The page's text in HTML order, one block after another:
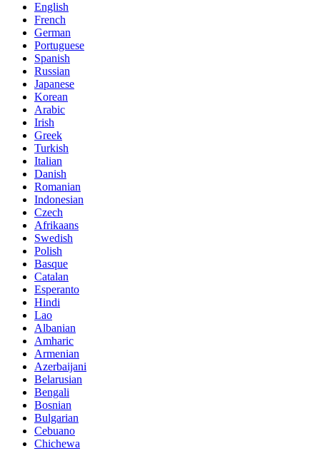
English
French
German
Portuguese
Spanish
Russian
Japanese
Korean
Arabic
Irish
Greek
Turkish
Italian
Danish
Romanian
Indonesian
Czech
Afrikaans
Swedish
Polish
Basque
Catalan
Esperanto
Hindi
Lao
Albanian
Amharic
Armenian
Azerbaijani
Belarusian
Bengali
Bosnian
Bulgarian
Cebuano
Chichewa